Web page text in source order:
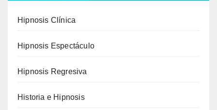
Hipnosis Clínica
Hipnosis Espectáculo
Hipnosis Regresiva
Historia e Hipnosis